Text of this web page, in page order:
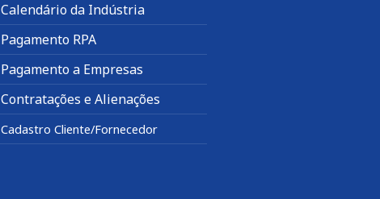
Calendário da Indústria
Pagamento RPA
Pagamento a Empresas
Contratações e Alienações
Cadastro Cliente/Fornecedor